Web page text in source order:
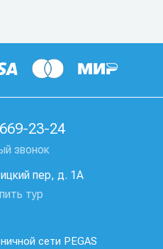
сети PEGAS
23-24
звонок
пер, д. 1А
тур